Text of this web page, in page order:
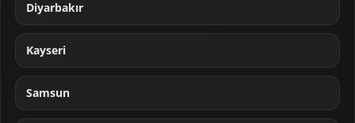
Diyarbakır
Kayseri
Samsun